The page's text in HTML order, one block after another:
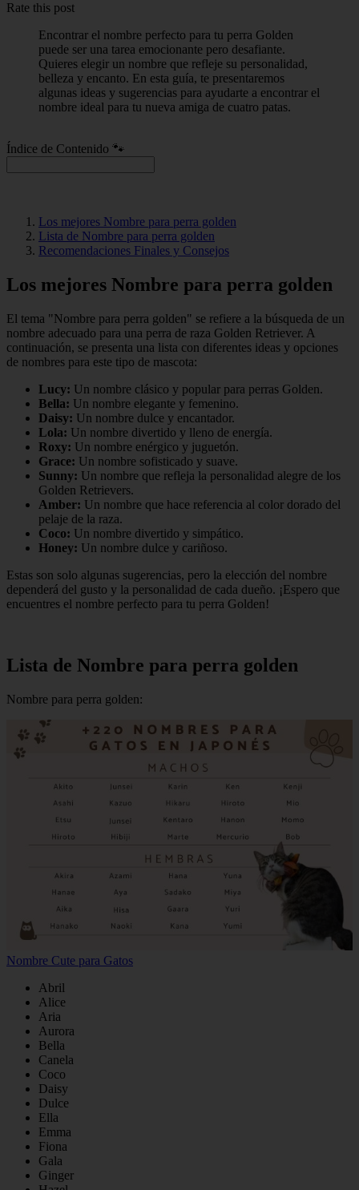
Rate this post
Encontrar el nombre perfecto para tu perra Golden
puede ser una tarea emocionante pero desafiante.
Quieres elegir un nombre que refleje su personalidad,
belleza y encanto. En esta guía, te presentaremos
algunas ideas y sugerencias para ayudarte a encontrar el
nombre ideal para tu nueva amiga de cuatro patas.
Índice de Contenido 🐾
Los mejores Nombre para perra golden
Lista de Nombre para perra golden
Recomendaciones Finales y Consejos
Los mejores Nombre para perra golden
El tema "Nombre para perra golden" se refiere a la búsqueda de un
nombre adecuado para una perra de raza Golden Retriever. A
continuación, se presenta una lista con diferentes ideas y opciones
de nombres para este tipo de mascota:
Lucy: Un nombre clásico y popular para perras Golden.
Bella: Un nombre elegante y femenino.
Daisy: Un nombre dulce y encantador.
Lola: Un nombre divertido y lleno de energía.
Roxy: Un nombre enérgico y juguetón.
Grace: Un nombre sofisticado y suave.
Sunny: Un nombre que refleja la personalidad alegre de los
Golden Retrievers.
Amber: Un nombre que hace referencia al color dorado del
pelaje de la raza.
Coco: Un nombre divertido y simpático.
Honey: Un nombre dulce y cariñoso.
Estas son solo algunas sugerencias, pero la elección del nombre
dependerá del gusto y la personalidad de cada dueño. ¡Espero que
encuentres el nombre perfecto para tu perra Golden!
Lista de Nombre para perra golden
Nombre para perra golden:
Nombre Cute para Gatos
Abril
Alice
Aria
Aurora
Bella
Canela
Coco
Daisy
Dulce
Ella
Emma
Fiona
Gala
Ginger